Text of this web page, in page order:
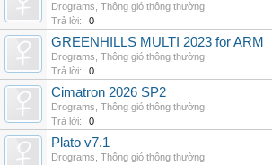
Drograms Thông gió thông thường
Trả lời:
0
GREENHILLS MULTI 2023 for ARM
Drograms Thông gió thông thường
Trả lời:
0
Cimatron 2026 SP2
Drograms Thông gió thông thường
Trả lời:
0
Plato v7.1
Drograms Thông gió thông thường